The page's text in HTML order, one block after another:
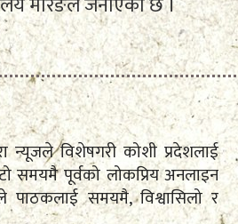
न्यूजले विशेषगरी कोशी प्रदेशलाई
समयमै पूर्वको लोकप्रिय अनलाइन
पाठकलाई समयमै, विश्वासिलो र